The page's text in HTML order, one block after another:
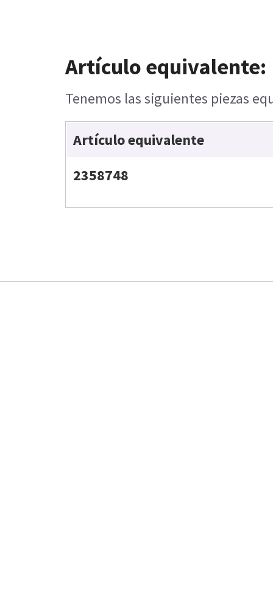
Artículo equivalente:
Tenemos las siguientes piezas
Artículo equivalente
2358748